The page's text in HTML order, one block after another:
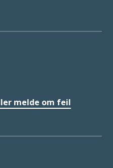
melde om feil